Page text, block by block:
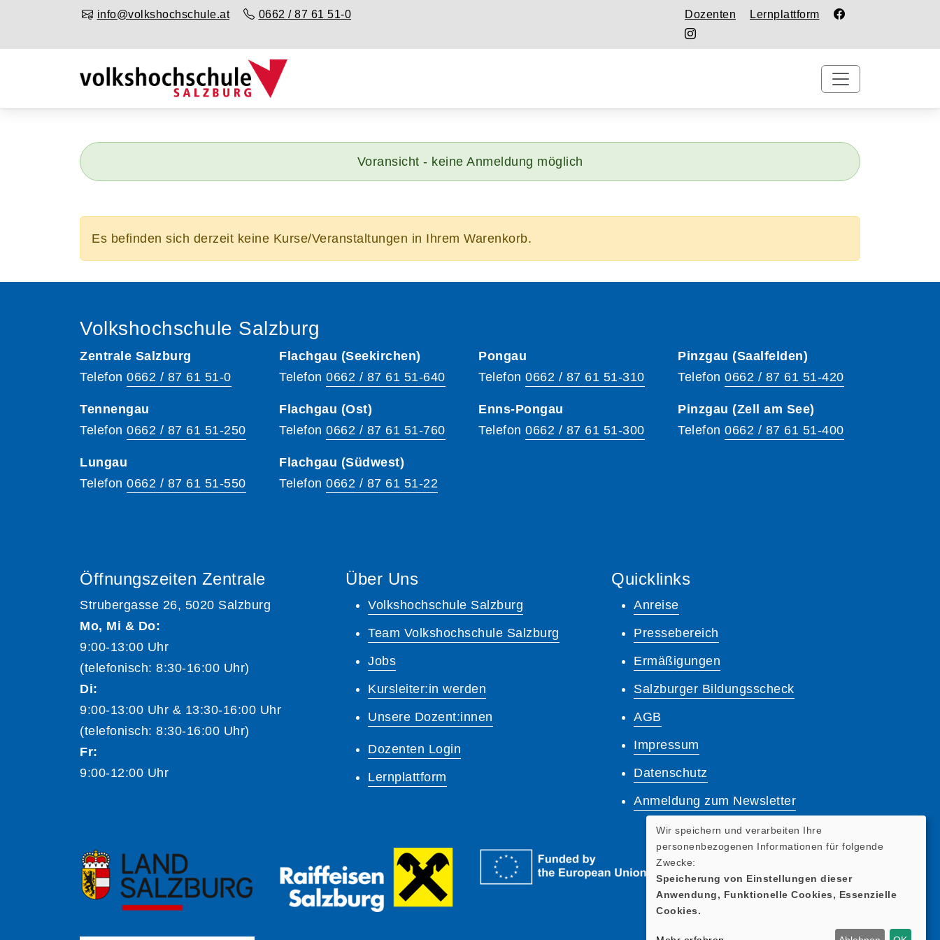
info@volkshochschule.at 0662 / 87 61 51-0 Dozenten Lernplattform
Voransicht - keine Anmeldung möglich
Es befinden sich derzeit keine Kurse/Veranstaltungen in Ihrem Warenkorb.
Volkshochschule Salzburg
Zentrale Salzburg
Telefon 0662 / 87 61 51-0
Tennengau
Telefon 0662 / 87 61 51-250
Lungau
Telefon 0662 / 87 61 51-550
Flachgau (Seekirchen)
Telefon 0662 / 87 61 51-640
Flachgau (Ost)
Telefon 0662 / 87 61 51-760
Flachgau (Südwest)
Telefon 0662 / 87 61 51-22
Pongau
Telefon 0662 / 87 61 51-310
Enns-Pongau
Telefon 0662 / 87 61 51-300
Pinzgau (Saalfelden)
Telefon 0662 / 87 61 51-420
Pinzgau (Zell am See)
Telefon 0662 / 87 61 51-400
Öffnungszeiten Zentrale
Strubergasse 26, 5020 Salzburg
Mo, Mi & Do:
9:00-13:00 Uhr
(telefonisch: 8:30-16:00 Uhr)
Di:
9:00-13:00 Uhr & 13:30-16:00 Uhr
(telefonisch: 8:30-16:00 Uhr)
Fr:
9:00-12:00 Uhr
Über Uns
Volkshochschule Salzburg
Team Volkshochschule Salzburg
Jobs
Kursleiter:in werden
Unsere Dozent:innen
Dozenten Login
Lernplattform
Quicklinks
Anreise
Pressebereich
Ermäßigungen
Salzburger Bildungsscheck
AGB
Impressum
Datenschutz
Anmeldung zum Newsletter
Wir speichern und verarbeiten Ihre
personenbezogenen Informationen für folgende
Zwecke:
Speicherung von Einstellungen dieser
Anwendung, Funktionelle Cookies, Essenzielle
Cookies.